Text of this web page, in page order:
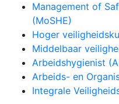
Management of
(MoSHE)
Hoger
Middelbaar
Arbeidshygienist
Arbeids- en
Integrale